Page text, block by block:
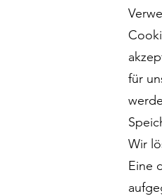
für
Wir
Eine